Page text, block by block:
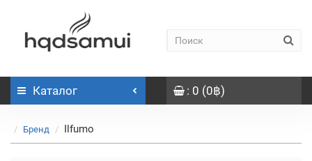
Каталог : 0 (0฿)
Бренд Ilfumo